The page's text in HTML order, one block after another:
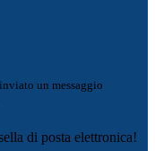
un messaggio
di posta elettronica!